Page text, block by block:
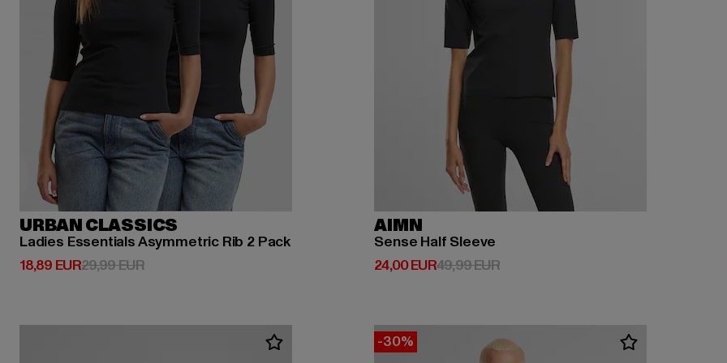
URBAN CLASSICS
Ladies Essentials Asymmetric Rib 2 Pack
18,89 EUR
Derzeitiger Preis: 18,89 EUR
29,99 EURAktionspreis: 29,99 EUR
AIMN
Sense Half Sleeve
24,00 EUR
Derzeitiger Preis: 24,00 EUR
49,99 EURAktionspreis: 49,99 EUR
-30%